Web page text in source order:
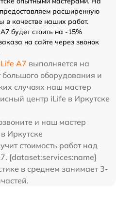
расширенную
в качестве наших работ.
будет стоить на -15%
на сайте через звонок
A7 выполняется на
большого оборудования и
случаях наш мастер
центр iLife в Иркутске
и наш мастер
Иркутске
стоимость работ над
[dataset:services:name]
в среднем занимает 3-